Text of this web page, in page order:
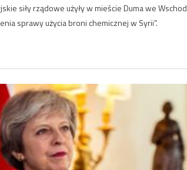
siły rządowe użyły w mieście Duma we
sprawy użycia broni chemicznej w Syrii”.